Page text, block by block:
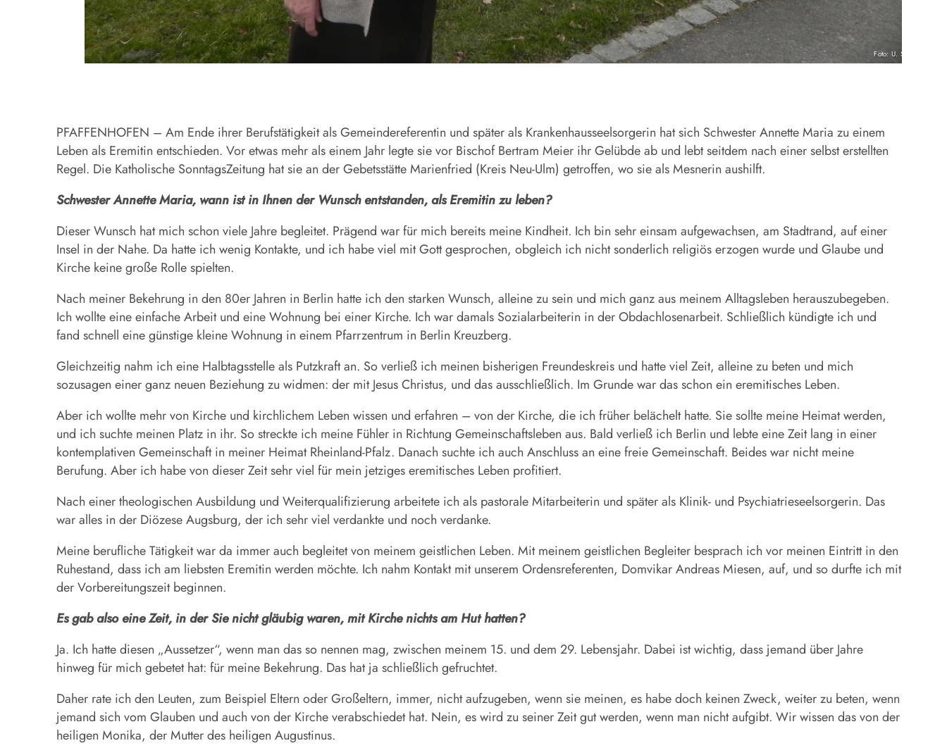
Foto: U. Schwab
PFAFFENHOFEN – Am Ende ihrer Berufstätigkeit als Gemeindereferentin und später als Krankenhausseelsorgerin hat sich Schwester Annette Maria zu einem
Leben als Eremitin entschieden. Vor etwas mehr als einem Jahr legte sie vor Bischof Bertram Meier ihr Gelübde ab und lebt seitdem nach einer selbst erstellten
Regel. Die Katholische SonntagsZeitung hat sie an der Gebetsstätte Marien­fried (Kreis Neu-Ulm) getroffen, wo sie als Mesnerin aushilft.
Schwester Annette Maria, wann ist in Ihnen der Wunsch entstanden, als Eremitin zu leben?
Dieser Wunsch hat mich schon viele Jahre begleitet. Prägend war für mich bereits meine Kindheit. Ich bin sehr einsam aufgewachsen, am Stadtrand, auf einer
Insel in der Nahe. Da hatte ich wenig Kontakte, und ich habe viel mit Gott gesprochen, obgleich ich nicht sonderlich religiös erzogen wurde und Glaube und
Kirche keine große Rolle spielten.
Nach meiner Bekehrung in den 80er Jahren in Berlin hatte ich den starken Wunsch, alleine zu sein und mich ganz aus meinem Alltagsleben herauszubegeben.
Ich wollte eine einfache Arbeit und eine Wohnung bei einer Kirche. Ich war damals Sozialarbeiterin in der Obdachlosenarbeit. Schließlich kündigte ich und
fand schnell eine günstige kleine Wohnung in einem Pfarrzentrum in Berlin Kreuzberg.
Gleichzeitig nahm ich eine Halbtagsstelle als Putzkraft an. So verließ ich meinen bisherigen Freundeskreis und hatte viel Zeit, alleine zu beten und mich
sozusagen einer ganz neuen Beziehung zu widmen: der mit Jesus Christus, und das ausschließlich. Im Grunde war das schon ein eremitisches Leben.
Aber ich wollte mehr von Kirche und kirchlichem Leben wissen und erfahren – von der Kirche, die ich früher belächelt hatte. Sie sollte meine Heimat werden,
und ich suchte meinen Platz in ihr. So streckte ich meine Fühler in Richtung Gemeinschaftsleben aus. Bald verließ ich Berlin und lebte eine Zeit lang in einer
kontemplativen Gemeinschaft in meiner Heimat Rheinland-Pfalz. Danach suchte ich auch Anschluss an eine freie Gemeinschaft. Beides war nicht meine
Berufung. Aber ich habe von dieser Zeit sehr viel für mein jetziges eremitisches Leben profitiert.
Nach einer theologischen Ausbildung und Weiterqualifizierung arbeitete ich als pastorale Mitarbeiterin und später als Klinik- und Psychiatrieseelsorgerin. Das
war alles in der Diözese Augsburg, der ich sehr viel verdankte und noch verdanke.
Meine berufliche Tätigkeit war da immer auch begleitet von meinem geistlichen Leben. Mit meinem geistlichen Begleiter besprach ich vor meinen Eintritt in den
Ruhestand, dass ich am liebsten Eremitin werden möchte. Ich nahm Kontakt mit unserem Ordensreferenten, Domvikar Andreas Miesen, auf, und so durfte ich mit
der Vorbereitungszeit beginnen.
Es gab also eine Zeit, in der Sie nicht gläubig waren, mit Kirche nichts am Hut hatten?
Ja. Ich hatte diesen „Aussetzer“, wenn man das so nennen mag, zwischen meinem 15. und dem 29. Lebensjahr. Dabei ist wichtig, dass jemand über Jahre
hinweg für mich gebetet hat: für meine Bekehrung. Das hat ja schließlich gefruchtet.
Daher rate ich den Leuten, zum Beispiel Eltern oder Großeltern, immer, nicht aufzugeben, wenn sie meinen, es habe doch keinen Zweck, weiter zu beten, wenn
jemand sich vom Glauben und auch von der Kirche verabschiedet hat. Nein, es wird zu seiner Zeit gut werden, wenn man nicht aufgibt. Wir wissen das von der
heiligen Monika, der Mutter des heiligen Augustinus.